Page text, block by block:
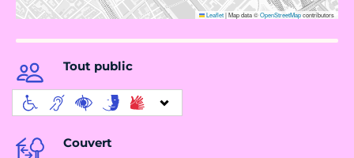
Leaflet|Map data ©OpenStreetMapcontributors
Tout public
Couvert